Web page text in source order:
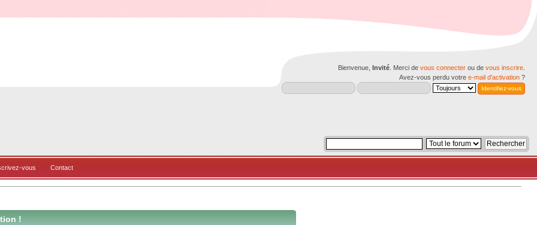
Bienvenue, Invité . Merci de vous connecter ou de vous inscrire
Avez-vous perdu votre e-mail d'activation ?
vous Contact
!